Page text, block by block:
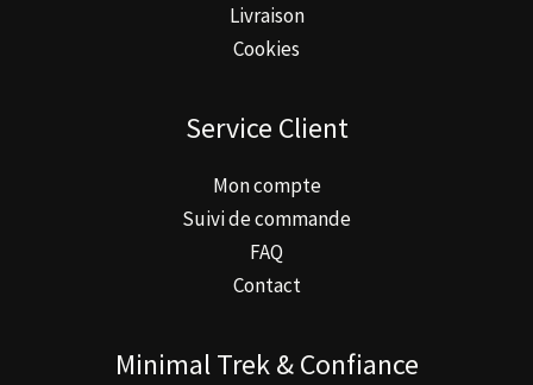
Livraison
Cookies
Service Client
Mon compte
Suivi de commande
FAQ
Contact
Minimal Trek & Confiance